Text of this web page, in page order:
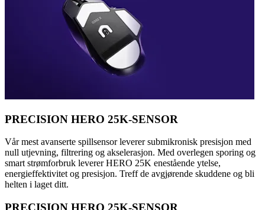
PRECISION HERO 25K-SENSOR
Vår mest avanserte spillsensor leverer submikronisk presisjon med
null utjevning, filtrering og akselerasjon. Med overlegen sporing og
smart strømforbruk leverer HERO 25K enestående ytelse,
energieffektivitet og presisjon. Treff de avgjørende skuddene og bli
helten i laget ditt.
PRECISION HERO 25K-SENSOR